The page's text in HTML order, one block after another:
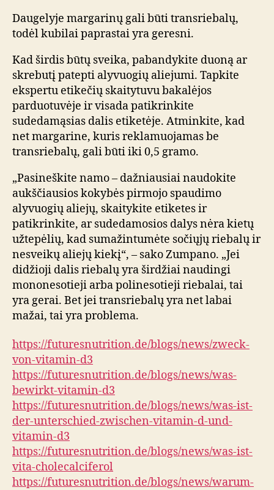
Daugelyje margarinų gali būti transriebalų,
todėl kubilai paprastai yra geresni.
Kad širdis būtų sveika, pabandykite duoną ar
skrebutį patepti alyvuogių aliejumi. Tapkite
ekspertu etikečių skaitytuvu bakalėjos
parduotuvėje ir visada patikrinkite
sudedamąsias dalis etiketėje. Atminkite, kad
net margarine, kuris reklamuojamas be
transriebalų, gali būti iki 0,5 gramo.
„Pasineškite namo – dažniausiai naudokite
aukščiausios kokybės pirmojo spaudimo
alyvuogių aliejų, skaitykite etiketes ir
patikrinkite, ar sudedamosios dalys nėra kietų
užtepėlių, kad sumažintumėte sočiųjų riebalų ir
nesveikų aliejų kiekį“, – sako Zumpano. „Jei
didžioji dalis riebalų yra širdžiai naudingi
mononesotieji arba polinesotieji riebalai, tai
yra gerai. Bet jei transriebalų yra net labai
mažai, tai yra problema.
https://futuresnutrition.de/blogs/news/zweck-
von-vitamin-d3
https://futuresnutrition.de/blogs/news/was-
bewirkt-vitamin-d3
https://futuresnutrition.de/blogs/news/was-ist-
der-unterschied-zwischen-vitamin-d-und-
vitamin-d3
https://futuresnutrition.de/blogs/news/was-ist-
vita-cholecalciferol
https://futuresnutrition.de/blogs/news/warum-